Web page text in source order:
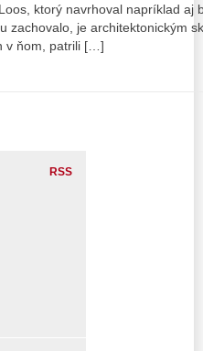
ktorý navrhoval napríklad aj
zachovalo, je architektonickým
v ňom, patrili […]
RSS